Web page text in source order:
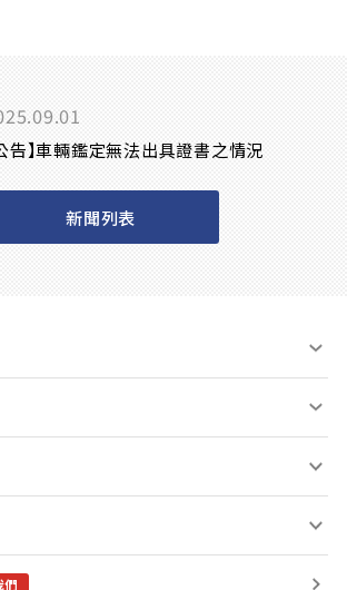
告】車輛鑑定無法出具證書之情況
新聞列表
們